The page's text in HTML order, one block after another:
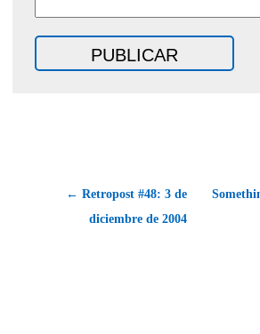
← Retropost #48: 3 de
diciembre de 2004